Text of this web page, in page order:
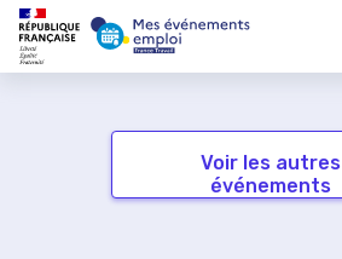
Voir les autres
événements